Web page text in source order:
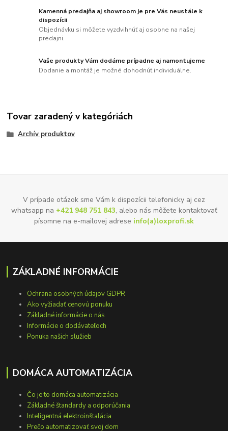
Kamenná predajňa aj showroom je pre Vás neustále k
dispozícii
Objednávku si môžete vyzdvihnúť aj osobne na našej
predajni.
Vaše produkty Vám dodáme prípadne aj namontujeme
Dodanie a montáž je možné dohodnúť individuálne.
Tovar zaradený v kategóriách
Archív produktov
V prípade otázok sme Vám k dispozícii telefonicky aj cez
whatsapp na +421 948 751 843, alebo nás môžete kontaktovať
písomne na e-mailovej adrese info(a)loxprofi.sk
ZÁKLADNÉ INFORMÁCIE
Ochrana osobných údajov GDPR
Ako vyžiadať cenovú ponuku
Základné informácie o nás
Informácie o dodávateľoch
Ponuka našich služieb
DOMÁCA AUTOMATIZÁCIA
Čo je to domáca automatizácia
Základné štandardy a odporúčania
Inteligentná elektroinštalácia
Prečo automatizovať svoj dom